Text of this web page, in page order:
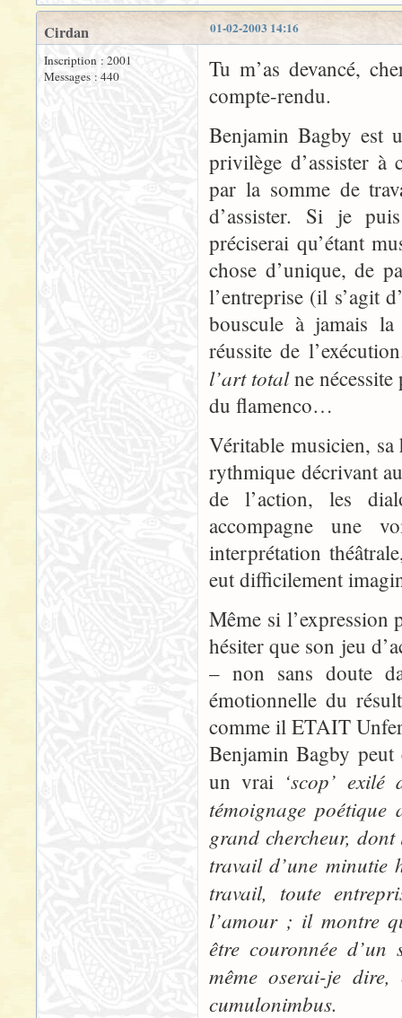
01-02-2003 14:16
Cirdan
Inscription : 2001
Messages : 440
Tu m’as devancé,
compte-rendu.
Benjamin Bagby est
privilège d’assister à
par la somme de
d’assister. Si je
préciserai qu’étant
chose d’unique, de
l’entreprise (il s’agit
bouscule à jamais
réussite de
l’art totalne
du flamenco…
Véritable musicien,
rythmique décrivant
de l’action, les
accompagne une
interprétation
eut difficilement
Même si l’expression
hésiter que son jeu
– non sans doute
émotionnelle du
comme il ETAIT
Benjamin Bagby
un vrai ‘scop’ exilé
témoignage
grand chercheur,
travail d’une
travail, toute
l’amour ; il montre
être couronnée
même oserai-je
cumulonimbus.